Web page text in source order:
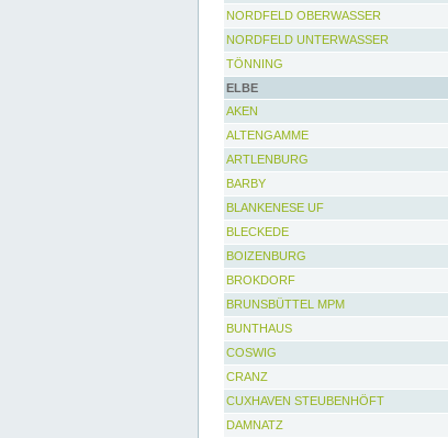
NORDFELD OBERWASSER
NORDFELD UNTERWASSER
TÖNNING
ELBE
AKEN
ALTENGAMME
ARTLENBURG
BARBY
BLANKENESE UF
BLECKEDE
BOIZENBURG
BROKDORF
BRUNSBÜTTEL MPM
BUNTHAUS
COSWIG
CRANZ
CUXHAVEN STEUBENHÖFT
DAMNATZ